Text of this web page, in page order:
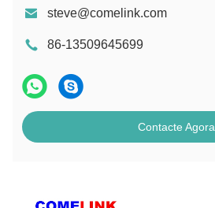
steve@comelink.com
86-13509645699
Contacte Agora